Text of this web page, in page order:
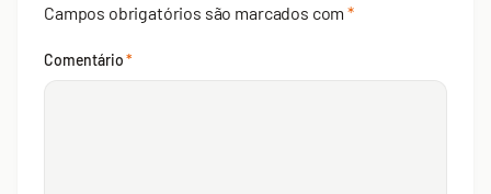
Campos obrigatórios são marcados com*
Comentário*